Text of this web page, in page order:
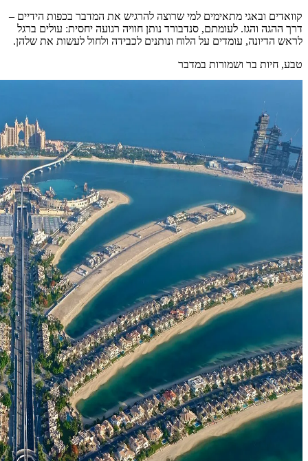
קוואדים ובאגי מתאימים למי שרוצה להרגיש את המדבר בכפות הידיים –
דרך ההגה והגז. לעומתם, סנדבורד נותן חוויה רגועה יחסית: עולים ברגל
לראש הדיונה, עומדים על הלוח ונותנים לכבידה ולחול לעשות את שלהן.
טבע, חיות בר ושמורות במדבר